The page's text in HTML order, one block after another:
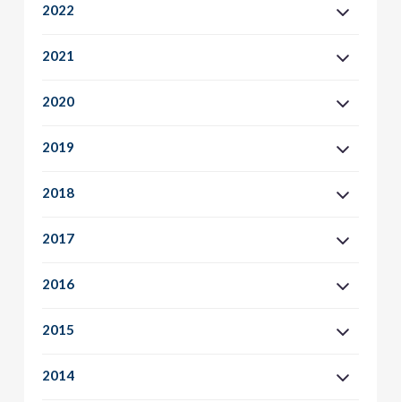
2022
2021
2020
2019
2018
2017
2016
2015
2014